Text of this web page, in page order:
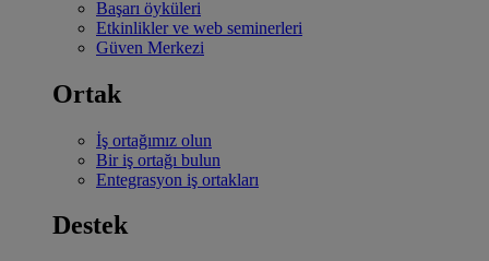
Başarı öyküleri
Etkinlikler ve web seminerleri
Güven Merkezi
Ortak
İş ortağımız olun
Bir iş ortağı bulun
Entegrasyon iş ortakları
Destek